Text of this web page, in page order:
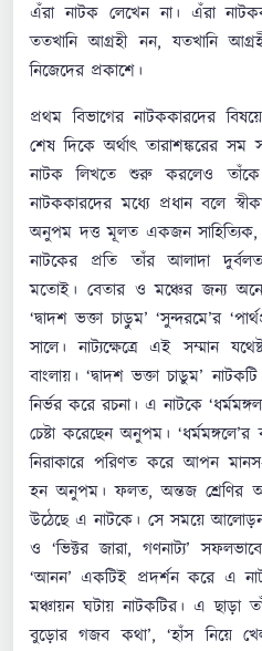
এঁরা নাটক লেখেন না। এঁরা
ততখানি আগ্রহী নন, যতখানি
নিজেদের প্রকাশে।
প্রথম বিভাগের নাটককারদের
শেষ দিকে অর্থাৎ তারাশঙ্করের
নাটক লিখতে শুরু করলেও তাঁকে
নাটককারদের মধ্যে প্রধান বলে
অনুপম দত্ত মূলত একজন সাহিত্যিক,
নাটকের প্রতি তাঁর আলাদা
মতোই। বেতার ও মঞ্চের জন্য
‘দ্বাদশ ভক্তা চাড়ুম’ ‘সুন্দরমে’র
সালে। নাট্যক্ষেত্রে এই সম্মান
বাংলায়। ‘দ্বাদশ ভক্তা চাডুম’
নির্ভর করে রচনা। এ নাটকে
চেষ্টা করেছেন অনুপম।
নিরাকারে পরিণত করে আপন
হন অনুপম। ফলত, অন্তজ শ্রেণির
উঠেছে এ নাটকে। সে সময়ে
ও ‘ভিক্টর জারা, গণনাট্য’
‘আনন’ একটিই প্রদর্শন করে এ
মঞ্চায়ন ঘটায় নাটকটির। এ ছাড়া
বুড়োর গজব কথা’, ‘হাঁস নিয়ে